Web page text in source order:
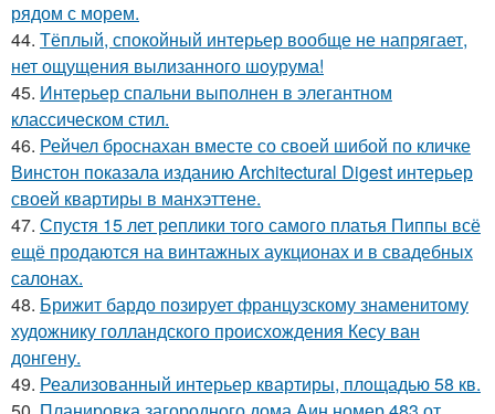
рядом с морем.
44. Тёплый, спокойный интерьер вообще не напрягает,
нет ощущения вылизанного шоурума!
45. Интерьер спальни выполнен в элегантном
классическом стил.
46. Рейчел броснахан вместе со своей шибой по кличке
Винстон показала изданию Architectural Digest интерьер
своей квартиры в манхэттене.
47. Спустя 15 лет реплики того самого платья Пиппы всё
ещё продаются на винтажных аукционах и в свадебных
салонах.
48. Брижит бардо позирует французскому знаменитому
художнику голландского происхождения Кесу ван
донгену.
49. Реализованный интерьер квартиры, площадью 58 кв.